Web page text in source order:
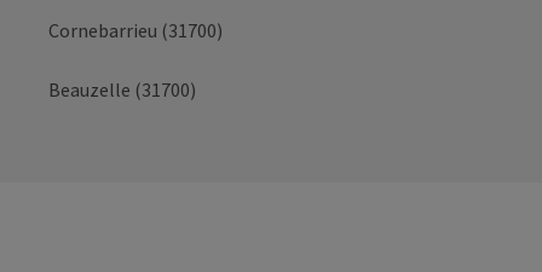
Cornebarrieu (31700)
Beauzelle (31700)